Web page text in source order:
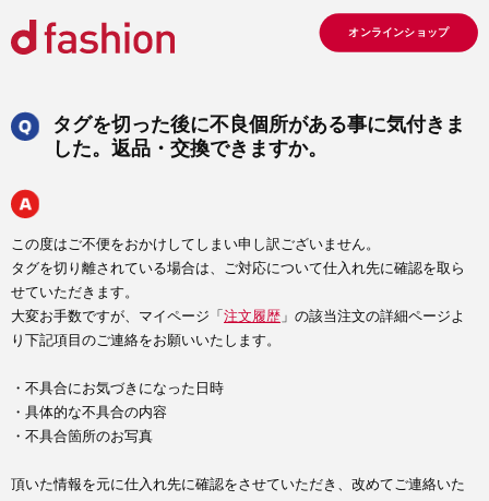
オンラインショップ
タグを切った後に不良個所がある事に気付きま
した。返品・交換できますか。
この度はご不便をおかけしてしまい申し訳ございません。
タグを切り離されている場合は、ご対応について仕入れ先に確認を取ら
せていただきます。
大変お手数ですが、マイページ「 注文履歴 」の該当注文の詳細ページよ
り下記項目のご連絡をお願いいたします。
・不具合にお気づきになった日時
・具体的な不具合の内容
・不具合箇所のお写真
頂いた情報を元に仕入れ先に確認をさせていただき、改めてご連絡いた